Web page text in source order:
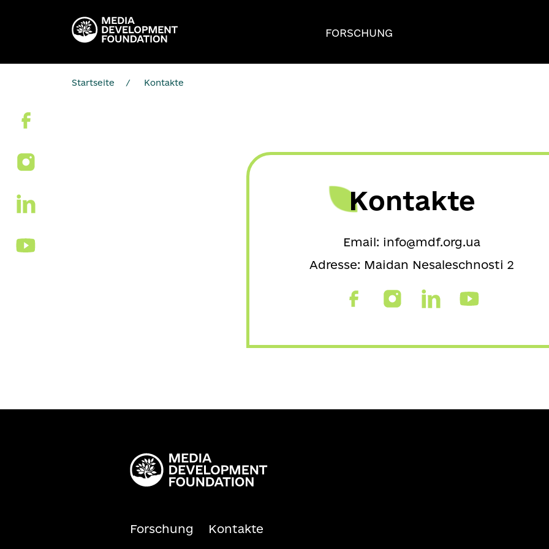
FORSCHUNG
Startseite / Kontakte
Kontakte
Email: info@mdf.org.ua
Adresse: Maidan Nesaleschnosti 2
Forschung Kontakte